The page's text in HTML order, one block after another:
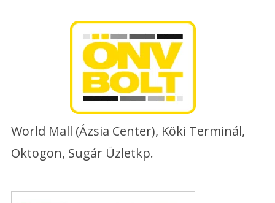
World Mall (Ázsia Center), Köki Terminál,
Oktogon, Sugár Üzletkp.